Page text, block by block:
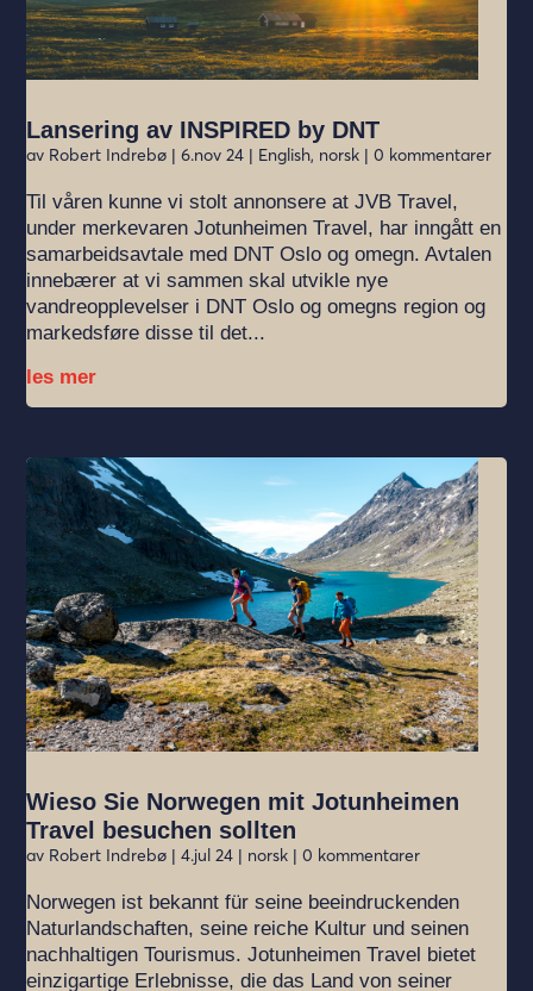
Lansering av INSPIRED by DNT
av Robert Indrebø |6.nov 24 | English, norsk | 0 kommentarer
Til våren kunne vi stolt annonsere at JVB Travel,
under merkevaren Jotunheimen Travel, har inngått en
samarbeidsavtale med DNT Oslo og omegn. Avtalen
innebærer at vi sammen skal utvikle nye
vandreopplevelser i DNT Oslo og omegns region og
markedsføre disse til det...
les mer
Wieso Sie Norwegen mit Jotunheimen
Travel besuchen sollten
av Robert Indrebø |4.jul 24 | norsk | 0 kommentarer
Norwegen ist bekannt für seine beeindruckenden
Naturlandschaften, seine reiche Kultur und seinen
nachhaltigen Tourismus. Jotunheimen Travel bietet
einzigartige Erlebnisse, die das Land von seiner